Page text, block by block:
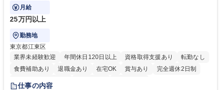
月給
25万円以上
勤務地
東京都江東区
業界未経験歓迎
年間休日120日以上 資格取得支援あり
転勤なし
食費補助あり
退職金あり 在宅OK 賞与あり
完全週休2日制
インセンティブあり
仕事の内容